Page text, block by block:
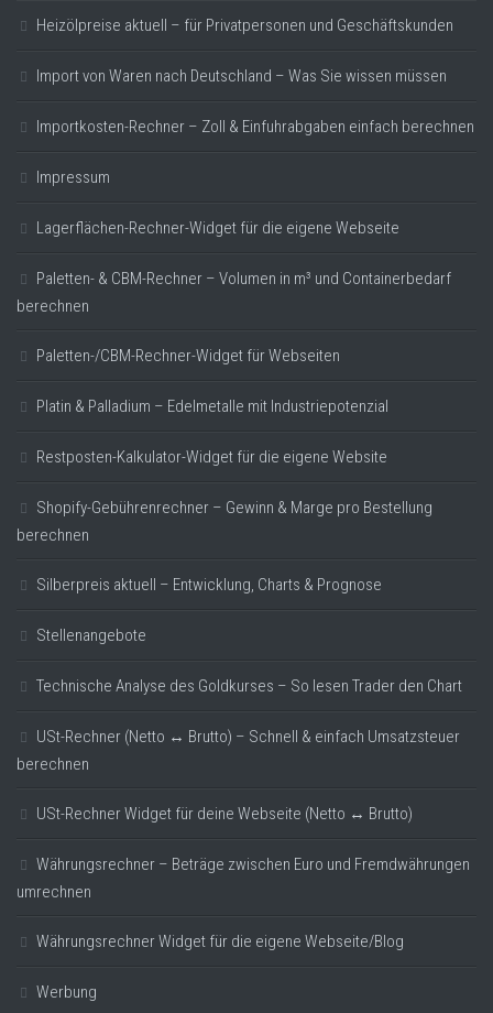
Heizölpreise aktuell – für Privatpersonen und Geschäftskunden
Import von Waren nach Deutschland – Was Sie wissen müssen
Importkosten-Rechner – Zoll & Einfuhrabgaben einfach berechnen
Impressum
Lagerflächen-Rechner-Widget für die eigene Webseite
Paletten- & CBM-Rechner – Volumen in m³ und Containerbedarf
berechnen
Paletten-/CBM-Rechner-Widget für Webseiten
Platin & Palladium – Edelmetalle mit Industriepotenzial
Restposten-Kalkulator-Widget für die eigene Website
Shopify-Gebührenrechner – Gewinn & Marge pro Bestellung
berechnen
Silberpreis aktuell – Entwicklung, Charts & Prognose
Stellenangebote
Technische Analyse des Goldkurses – So lesen Trader den Chart
USt-Rechner (Netto ↔ Brutto) – Schnell & einfach Umsatzsteuer
berechnen
USt-Rechner Widget für deine Webseite (Netto ↔ Brutto)
Währungsrechner – Beträge zwischen Euro und Fremdwährungen
umrechnen
Währungsrechner Widget für die eigene Webseite/Blog
Werbung